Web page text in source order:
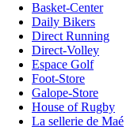
Basket-Center
Daily Bikers
Direct Running
Direct-Volley
Espace Golf
Foot-Store
Galope-Store
House of Rugby
La sellerie de Maé